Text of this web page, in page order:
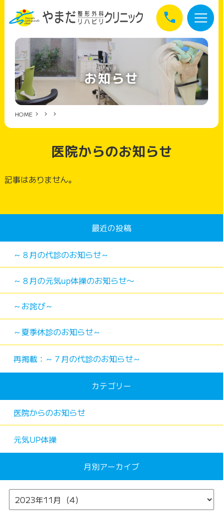
call
お知らせ
HOME
医院からのお知らせ
記事はありません。
最近の投稿
～８月の代診のお知らせ～
～８月の元気up体操のお知らせ〜
～お詫び～
～夏季休診のお知らせ～
再掲載：～７月の代診のお知らせ～
カテゴリー
医院からのお知らせ
元気UP体操
月別アーカイブ